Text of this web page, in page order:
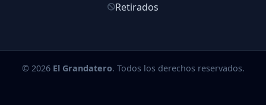
Retirados
© 2026 El Grandatero. Todos los derechos reservados.